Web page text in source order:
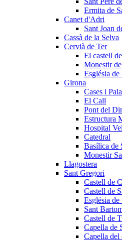
Ermita de
Canet d'Adri
Sant Joan
Cassà de la Selva
Cervià de Ter
El castell
Monestir
Església de
Girona
Cases i
El Call
Pont del
Estructura
Hospital
Catedral
Basílica de
Monestir
Llagostera
Sant Gregori
Castell de
Castell de
Església
Sant
Castell de
Capella de
Capella del